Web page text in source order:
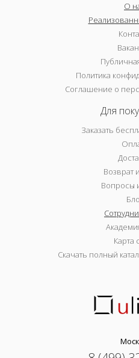
О
Политика
Соглашение о
Для
Заказать
Возврат
Вопросы
Карта
Скачать полный